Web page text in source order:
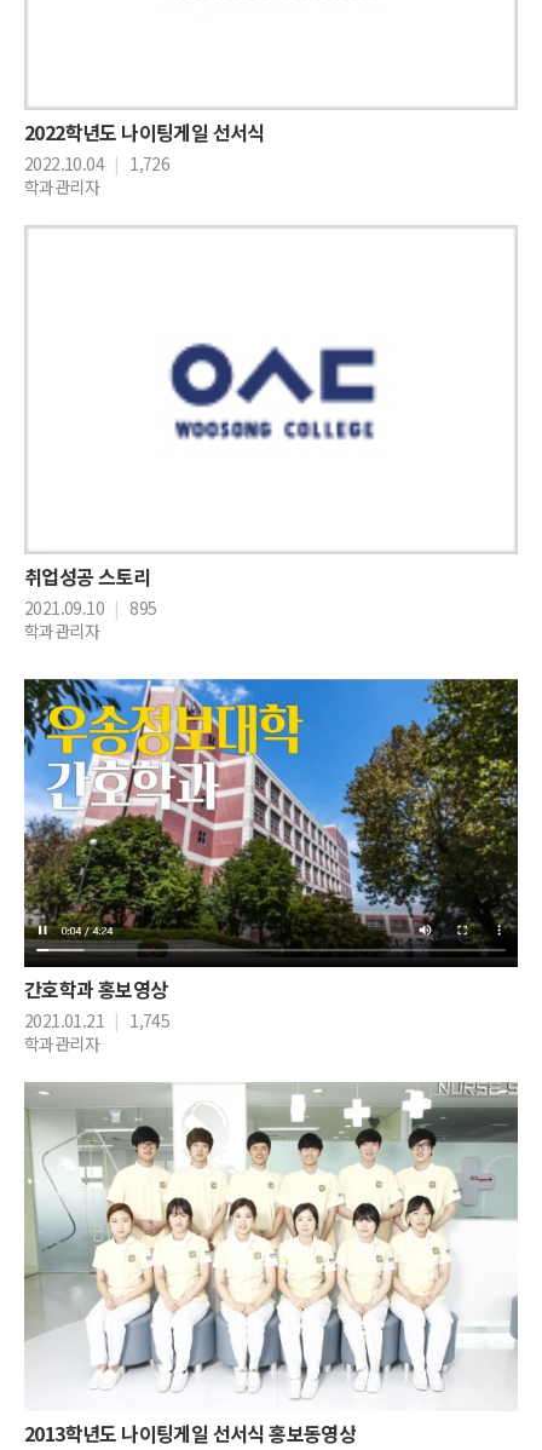
2022학년도 나이팅게일 선서식
2022.10.04 | 1,726
학과관리자
취업성공 스토리
2021.09.10 | 895
학과관리자
간호학과 홍보영상
2021.01.21 | 1,745
학과관리자
2013학년도 나이팅게일 선서식 홍보동영상